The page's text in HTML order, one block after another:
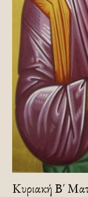
Κυριακή Β΄